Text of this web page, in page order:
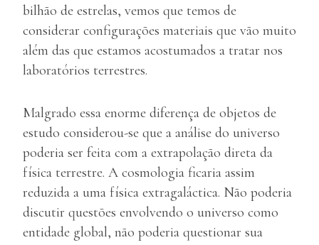
bilhão de estrelas, vemos que temos de
considerar configurações materiais que vão muito
além das que estamos acostumados a tratar nos
laboratórios terrestres.
Malgrado essa enorme diferença de objetos de
estudo considerou-se que a análise do universo
poderia ser feita com a extrapolação direta da
física terrestre. A cosmologia ficaria assim
reduzida a uma física extragaláctica. Não poderia
discutir questões envolvendo o universo como
entidade global, não poderia questionar sua